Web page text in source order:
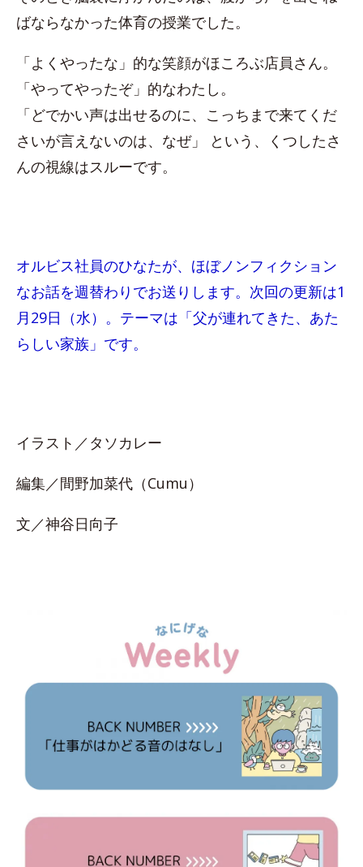
ばならなかった体育の授業でした。
「よくやったな」的な笑顔がほころぶ店員さん。
「やってやったぞ」的なわたし。
「どでかい声は出せるのに、こっちまで来てくだ
さいが言えないのは、なぜ」 という、くつしたさ
んの視線はスルーです。
オルビス社員のひなたが、ほぼノンフィクション
なお話を週替わりでお送りします。次回の更新は1
月29日（水）。テーマは「父が連れてきた、あた
らしい家族」です。
イラスト／タソカレー
編集／間野加菜代（Cumu）
文／神谷日向子